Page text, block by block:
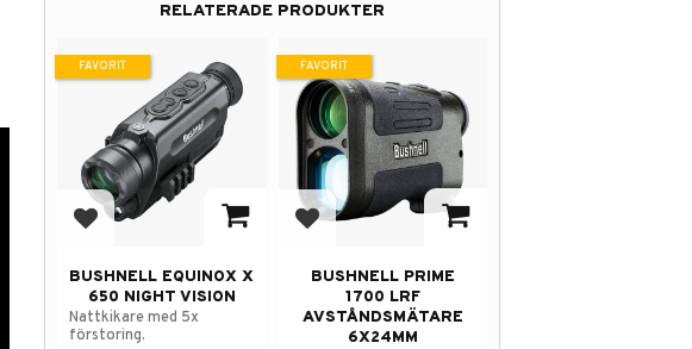
RELATERADE PRODUKTER
Lägg till i favoriter
BUSHNELL EQUINOX X
650 NIGHT VISION
Nattkikare med 5x
förstoring.
FAVORIT
Lägg till i favoriter
BUSHNELL PRIME
1700 LRF
AVSTÅNDSMÄTARE
6X24MM
FAVORIT